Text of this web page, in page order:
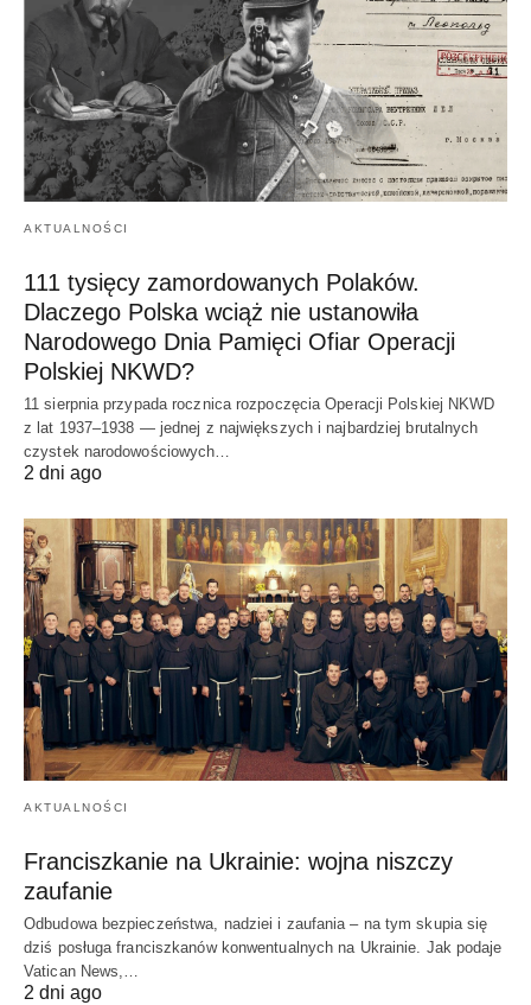
AKTUALNOŚCI
111 tysięcy zamordowanych Polaków.
Dlaczego Polska wciąż nie ustanowiła
Narodowego Dnia Pamięci Ofiar Operacji
Polskiej NKWD?
11 sierpnia przypada rocznica rozpoczęcia Operacji Polskiej NKWD
z lat 1937–1938 — jednej z największych i najbardziej brutalnych
czystek narodowościowych…
2 dni ago
AKTUALNOŚCI
Franciszkanie na Ukrainie: wojna niszczy
zaufanie
Odbudowa bezpieczeństwa, nadziei i zaufania – na tym skupia się
dziś posługa franciszkanów konwentualnych na Ukrainie. Jak podaje
Vatican News,…
2 dni ago